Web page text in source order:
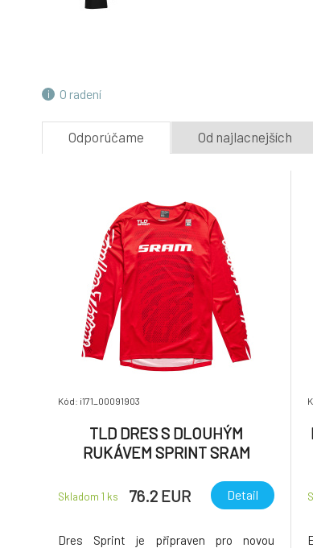
7.
TLD DRES S DLOUHÝM
RUCKUS RIDE TEE THE FUZZ
O radení
Odporúčame Od najlacnejších
Kód: i171_00091903
TLD DRES S DLOUHÝM
RUKÁVEM SPRINT SRAM
vel.: M *
Skladom 1 ks 76.2 EUR Detail
Dres Sprint je připraven pro novou